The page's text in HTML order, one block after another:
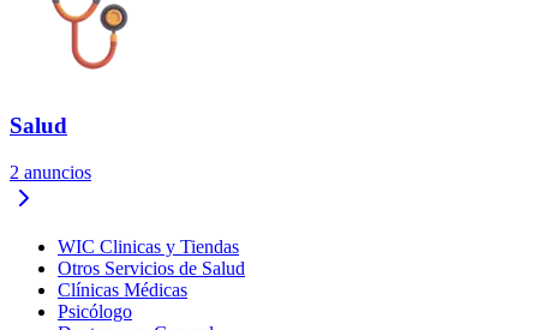
Salud
2 anuncios
WIC Clinicas y Tiendas
Otros Servicios de Salud
Clínicas Médicas
Psicólogo